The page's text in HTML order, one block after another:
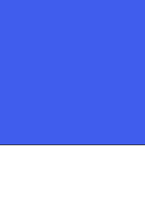
• Minden jog fenntartva!